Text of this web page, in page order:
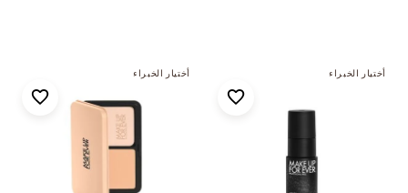
أختيار الخبراء أختيار الخبراء